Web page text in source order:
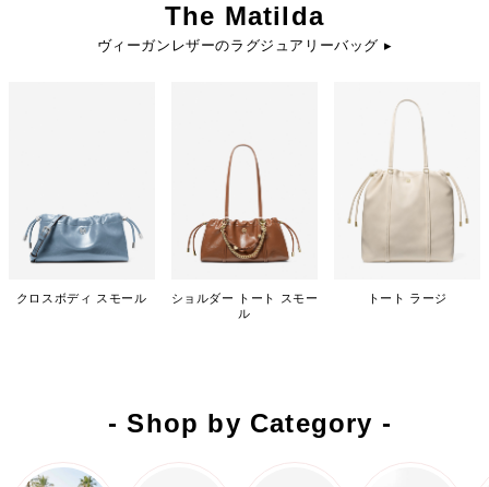
The Matilda
ヴィーガンレザーのラグジュアリーバッグ ▸
クロスボディ スモール
ショルダー トート スモー
ル
トート ラージ
- Shop by Category -